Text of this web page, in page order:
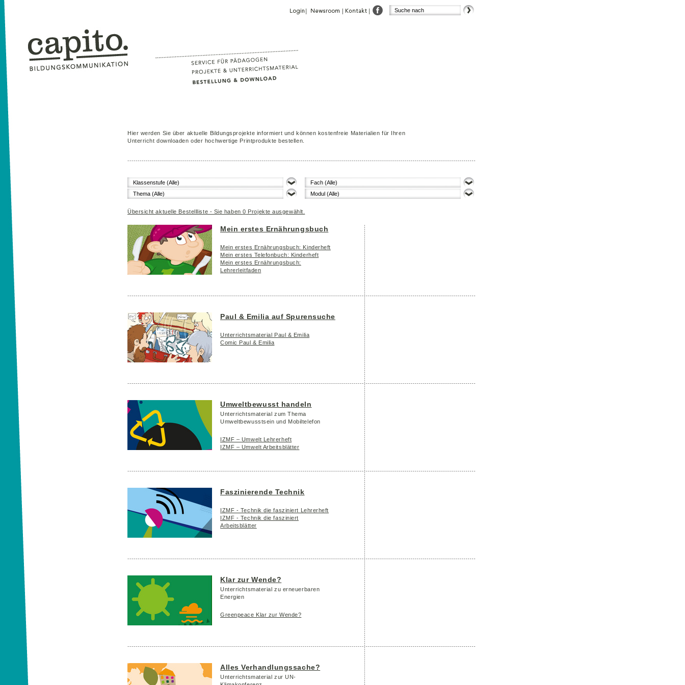
Hier werden Sie über aktuelle Bildungsprojekte informiert und können kostenfreie Materialien für Ihren
Unterricht downloaden oder hochwertige Printprodukte bestellen.
Klassenstufe (Alle)
Fach (Alle)
Thema (Alle)
Modul (Alle)
Übersicht aktuelle Bestellliste - Sie haben0 Projekte ausgewählt.
Mein erstes Ernährungsbuch
Mein erstes Ernährungsbuch: Kinderheft
Mein erstes Telefonbuch: Kinderheft
Mein erstes Ernährungsbuch:
Lehrerleitfaden
Paul & Emilia auf Spurensuche
Unterrichtsmaterial Paul & Emilia
Comic Paul & Emilia
Umweltbewusst handeln
Unterrichtsmaterial zum Thema
Umweltbewusstsein und Mobiltelefon
IZMF – Umwelt Lehrerheft
IZMF – Umwelt Arbeitsblätter
Faszinierende Technik
IZMF - Technik die fasziniert Lehrerheft
IZMF - Technik die fasziniert
Arbeitsblätter
Klar zur Wende?
Unterrichtsmaterial zu erneuerbaren
Energien
Greenpeace Klar zur Wende?
Alles Verhandlungssache?
Unterrichtsmaterial zur UN-